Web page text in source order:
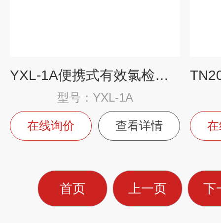
YXL-1A便携式有效氯检测仪
型号：YXL-1A
在线询价 查看详情
首页 上一页 下